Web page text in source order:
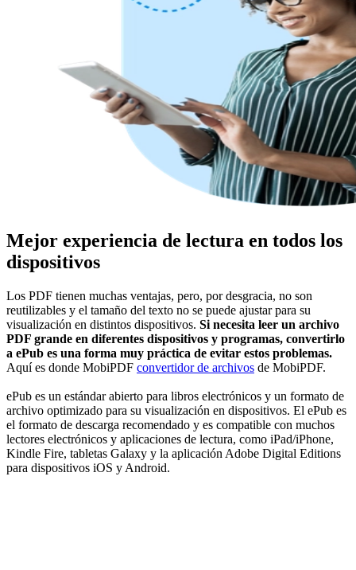
Mejor experiencia de lectura en todos los
dispositivos
Los PDF tienen muchas ventajas, pero, por desgracia, no son
reutilizables y el tamaño del texto no se puede ajustar para su
visualización en distintos dispositivos. Si necesita leer un archivo
PDF grande en diferentes dispositivos y programas, convertirlo
a ePub es una forma muy práctica de evitar estos problemas.
Aquí es donde MobiPDF convertidor de archivos de MobiPDF.
ePub es un estándar abierto para libros electrónicos y un formato de
archivo optimizado para su visualización en dispositivos. El ePub es
el formato de descarga recomendado y es compatible con muchos
lectores electrónicos y aplicaciones de lectura, como iPad/iPhone,
Kindle Fire, tabletas Galaxy y la aplicación Adobe Digital Editions
para dispositivos iOS y Android.